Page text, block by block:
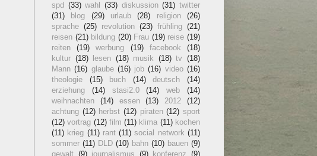
spd (33) wahl (33) diskussion (31) twitter
(31)
blog (29) urlaub (28) religion
(26)
sprache (25) revolution (23) frühling (21)
reisen (21) bildung (20) Frau (19) reise (19)
reiten
(19) werbung (19) facebook
(18)
kultur (18) lesen (18) musik (18) tv
(18)
Mann (16) glaube (16) job (16) video (16)
theologie
(15) buch (14) deutsch
(14)
erziehung
(14) stasi2.0 (14) web
(14)
weihnachten
(14) essen (13) 2012
(12)
achtung (12) herbst (12) piraten (12) sport
(12) vortrag (12) film (11) klima (11) kochen
(11) krieg (11) rant (11) social network (11)
sommer (11) DLD (10) bahn (10) bauen (9)
gewalt (9) journalismus (9) konferenz (9)